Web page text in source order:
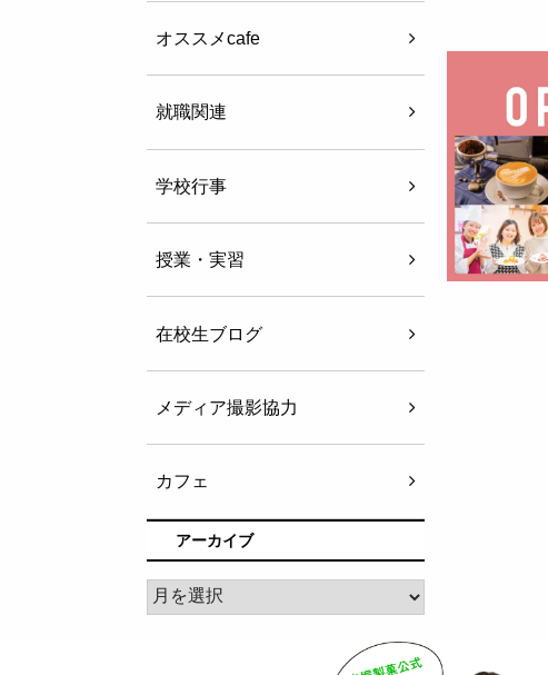
オススメcafe
就職関連
学校行事
授業・実習
在校生ブログ
メディア撮影協力
カフェ
アーカイブ
ア
ー